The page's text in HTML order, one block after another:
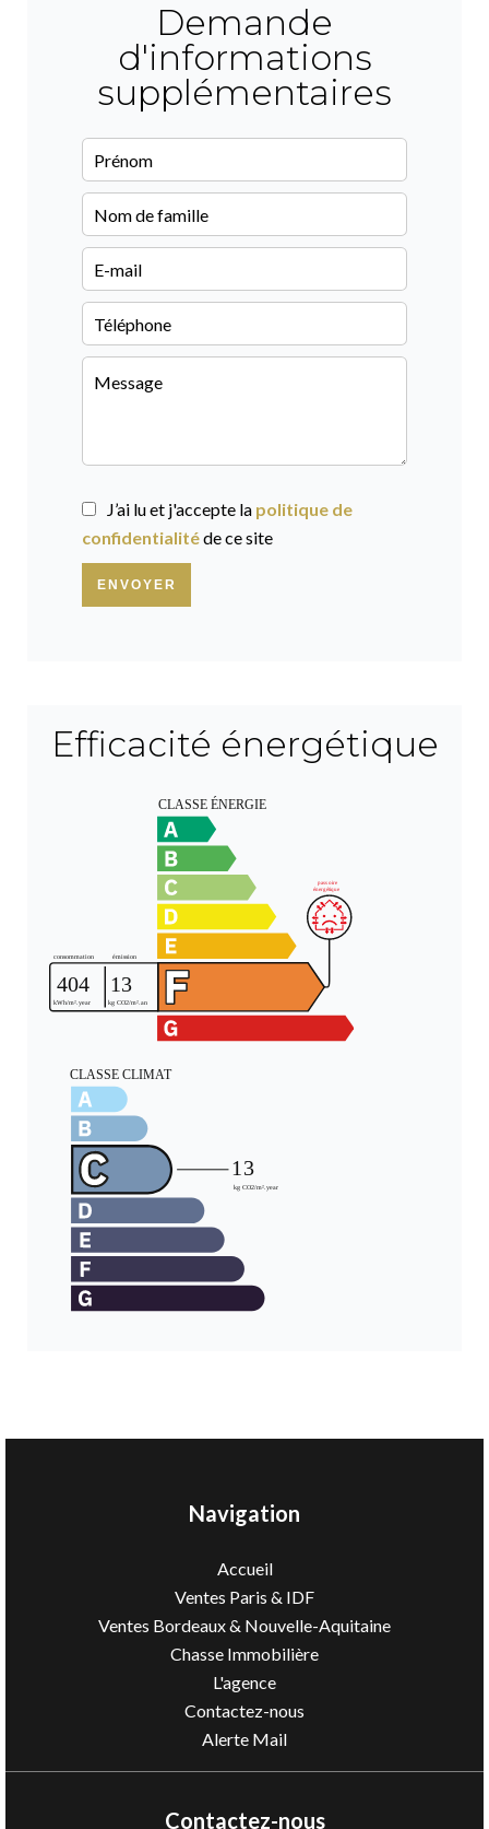
Demande
d'informations
supplémentaires
J’ai lu et j'accepte la politique de
confidentialitéde ce site
ENVOYER
Efficacité énergétique
Navigation
Accueil
Ventes Paris & IDF
Ventes Bordeaux & Nouvelle-Aquitaine
Chasse Immobilière
L'agence
Contactez-nous
Alerte Mail
Contactez-nous